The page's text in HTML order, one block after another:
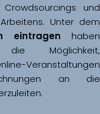
und
Unter dem
eintragen haben
die Möglichkeit,
Veranstaltungen
an die